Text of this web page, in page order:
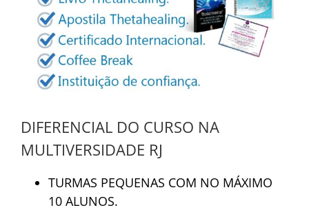
DIFERENCIAL DO CURSO NA
MULTIVERSIDADE RJ
TURMAS PEQUENAS COM NO MÁXIMO
10 ALUNOS.